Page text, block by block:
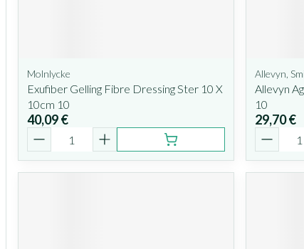
Molnlycke
Exufiber Gelling Fibre Dressing Ster 10 X
10cm 10
40,09 €
Quantité
Allevyn,
Allevyn
10
29,70 €
Quantité